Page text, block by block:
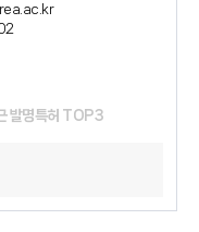
발명특허 TOP3